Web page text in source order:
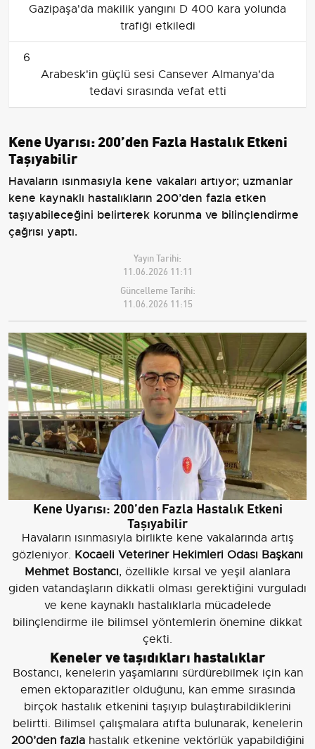
Gazipaşa'da makilik yangını D 400 kara yolunda
trafiği etkiledi
6
Arabesk'in güçlü sesi Cansever Almanya'da
tedavi sırasında vefat etti
Kene Uyarısı: 200’den Fazla Hastalık Etkeni
Taşıyabilir
Havaların ısınmasıyla kene vakaları artıyor; uzmanlar
kene kaynaklı hastalıkların 200’den fazla etken
taşıyabileceğini belirterek korunma ve bilinçlendirme
çağrısı yaptı.
Yayın Tarihi:
11.06.2026 11:11
Güncelleme Tarihi:
11.06.2026 11:15
Kene Uyarısı: 200’den Fazla Hastalık Etkeni
Taşıyabilir
Havaların ısınmasıyla birlikte kene vakalarında artış
gözleniyor. Kocaeli Veteriner Hekimleri Odası Başkanı
Mehmet Bostancı, özellikle kırsal ve yeşil alanlara
giden vatandaşların dikkatli olması gerektiğini vurguladı
ve kene kaynaklı hastalıklarla mücadelede
bilinçlendirme ile bilimsel yöntemlerin önemine dikkat
çekti.
Keneler ve taşıdıkları hastalıklar
Bostancı, kenelerin yaşamlarını sürdürebilmek için kan
emen ektoparazitler olduğunu, kan emme sırasında
birçok hastalık etkenini taşıyıp bulaştırabildiklerini
belirtti. Bilimsel çalışmalara atıfta bulunarak, kenelerin
200’den fazlahastalık etkenine vektörlük yapabildiğini